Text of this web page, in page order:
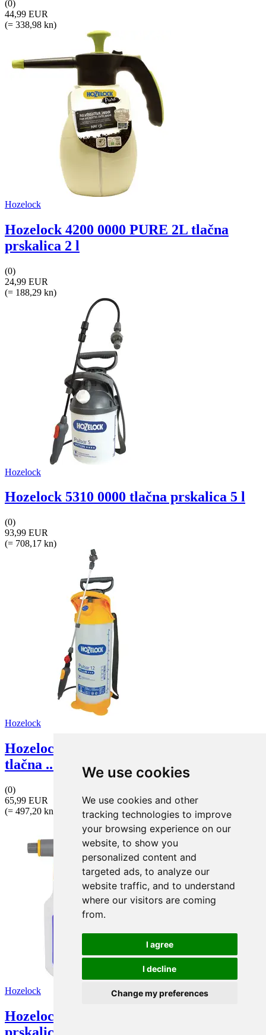
We use cookies
We use cookies and other
tracking technologies to improve
your browsing experience on our
website, to show you
personalized content and
targeted ads, to analyze our
website traffic, and to understand
where our visitors are coming
from.
I agree
I decline
Change my preferences
(0)
44,99 EUR
(= 338,98 kn)
Hozelock
Hozelock 4200 0000 PURE 2L tlačna
prskalica 2 l
(0)
24,99 EUR
(= 188,29 kn)
Hozelock
Hozelock 5310 0000 tlačna prskalica 5 l
(0)
93,99 EUR
(= 708,17 kn)
Hozelock
Hozelock 4312 0000 Pulsar Plus 12 l
tlačna ...
(0)
65,99 EUR
(= 497,20 kn)
Hozelock
Hozelock 4122P0000 Plus 1,25 l tlačna